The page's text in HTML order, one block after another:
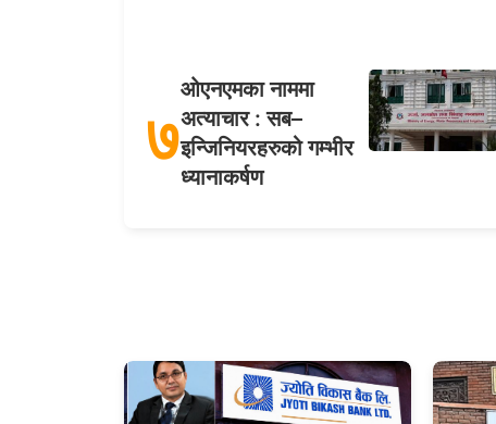
७
ओएनएमका नाममा
अत्याचार : सब–
इन्जिनियरहरुको गम्भीर
ध्यानाकर्षण